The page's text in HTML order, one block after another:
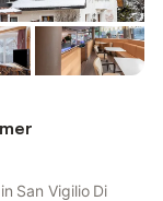
San Vigilio Di